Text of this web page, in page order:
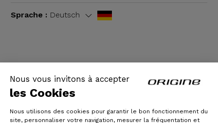
Nous vous invitons à accepter
les Cookies
Nous utilisons des cookies pour garantir le bon fonctionnement du
site, personnaliser votre navigation, mesurer la fréquentation et
Sprache : Deutsch